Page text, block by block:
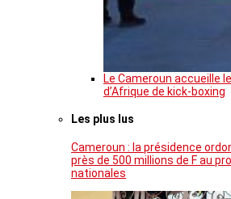
Le Cameroun accueille
d’Afrique de kick-boxing
Les plus lus
Cameroun : la présidence
près de 500 millions de F au
nationales